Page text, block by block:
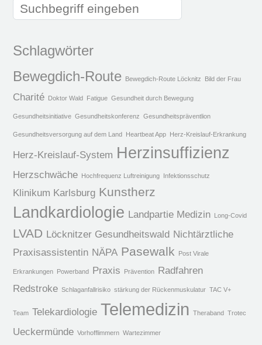
Schlagwörter
Bewegdich-Route Bewegdich-Route Löcknitz Bild der Frau
Charité Doktor Wald Fatigue Gesundheit durch Bewegung
Gesundheitsinitiative Gesundheitskonferenz Gesundheitspräventlion
Gesundheitsversorgung auf dem Land Heartbeat App Herz-Kreislauf-Erkrankung
Herz-Kreislauf-System Herzinsuffizienz
Herzschwäche Hochfrequenz Luftreinigung Infektionsschutz
Klinikum Karlsburg Kunstherz
Landkardiologie Landpartie Medizin Long-Covid
LVAD Löcknitzer Gesundheitswald Nichtärztliche
Praxisassistentin NÄPA Pasewalk Post Virale
Erkrankungen Powerband Praxis Prävention Radfahren
Redstroke Schlaganfallrisiko stärkung der Rückenmuskulatur TAC V+
Team Telekardiologie Telemedizin Theraband Trotec
Ueckermünde Vorhofflimmern Wartezimmer